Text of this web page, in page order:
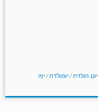
יום הולדת/יומולדת/ימי